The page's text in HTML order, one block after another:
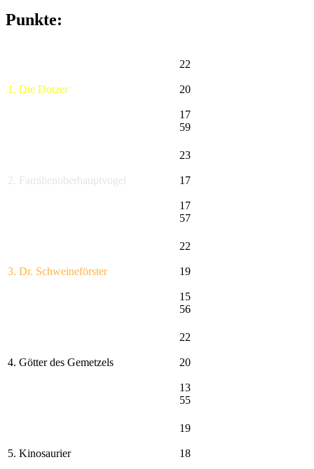
Punkte:
1. Die Dotzer
22
20
17
59
2. Familienoberhauptvogel
23
17
17
57
3. Dr. Schweineförster
22
19
15
56
4. Götter des Gemetzels
22
20
13
55
5. Kinosaurier
19
18